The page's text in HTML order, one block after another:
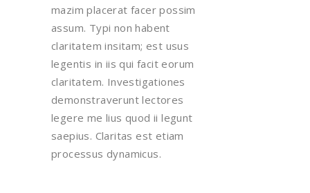
mazim placerat facer possim
assum. Typi non habent
claritatem insitam; est usus
legentis in iis qui facit eorum
claritatem. Investigationes
demonstraverunt lectores
legere me lius quod ii legunt
saepius. Claritas est etiam
processus dynamicus.